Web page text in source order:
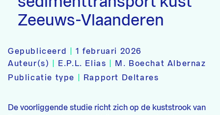
Zeeuws-Vlaanderen
Gepubliceerd |1 februari 2026
Auteur(s)
E.P.L. Elias
M. Boechat Albernaz
Publicatie type
Rapport Deltares
De voorliggende studie richt zich op de kuststrook van